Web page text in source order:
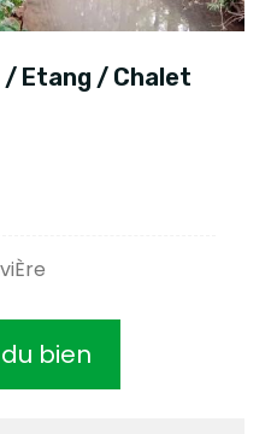
/ Etang / Chalet
bien